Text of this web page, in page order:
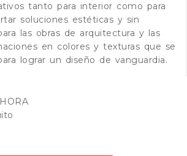
tanto para interior como para
soluciones estéticas y sin
las obras de arquitectura y las
en colores y texturas que se
lograr un diseño de vanguardia.